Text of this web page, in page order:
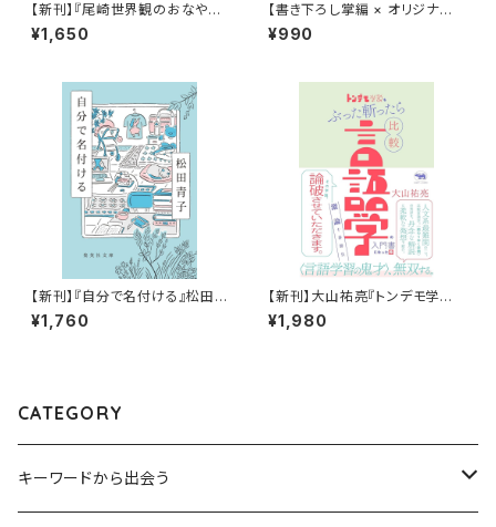
【新刊】『尾崎世界観のおなやみ
天国』尾崎世界観
¥1,650
【書き下ろし掌編 × オリジナル
レトルトカレー】青木杏樹『華麗
に文学をすくう？「赤い満月とカ
¥990
【新刊】『自分で名付ける』松田
青子
¥1,760
【新刊】大山祐亮『トンデモ学説
をぶった斬ったら比較言語学の
入門書になった件：激論十番勝
¥1,980
CATEGORY
キーワードから出会う